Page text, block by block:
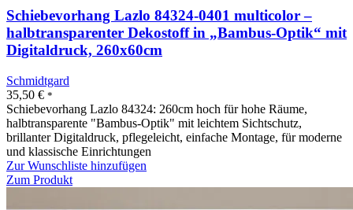
Schiebevorhang Lazlo 84324-0401 multicolor –
halbtransparenter Dekostoff in „Bambus-Optik“ mit
Digitaldruck, 260x60cm
Schmidtgard
35,50 € *
Schiebevorhang Lazlo 84324: 260cm hoch für hohe Räume,
halbtransparente "Bambus-Optik" mit leichtem Sichtschutz,
brillanter Digitaldruck, pflegeleicht, einfache Montage, für moderne
und klassische Einrichtungen
Zur Wunschliste hinzufügen
Zum Produkt